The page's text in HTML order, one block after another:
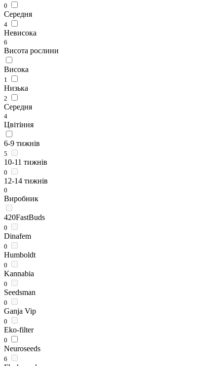
0
Середня
4
Невисока
6
Висота рослини
Висока
1
Низька
2
Середня
4
Цвітіння
6-9 тижнів
5
10-11 тижнів
0
12-14 тижнів
0
Виробник
420FastBuds
0
Dinafem
0
Humboldt
0
Kannabia
0
Seedsman
0
Ganja Vip
0
Eko-filter
0
Neuroseeds
6